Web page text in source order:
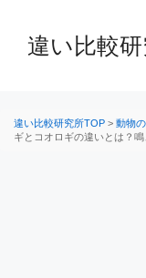
へ
違い比較
違い比較研究所TOP > 動物
ギとコオロギの違いとは？